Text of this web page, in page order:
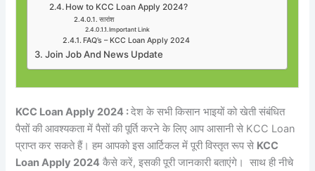
How to KCC Loan Apply 2024?
सारांश
Important Link
FAQ’s – KCC Loan Apply 2024
Join Job And News Update
KCC Loan Apply 2024 :देश के सभी किसान भाइयों को खेती संबंधित
पैसों की आवश्यकता में पैसों की पूर्ति करने के लिए आप आसानी से KCC Loan
प्राप्त कर सकते हैं। हम आपको इस आर्टिकल में पूरी विस्तृत रूप से KCC
Loan Apply 2024 कैसे करें, इसकी पूरी जानकारी बताएंगे। साथ ही नीचे